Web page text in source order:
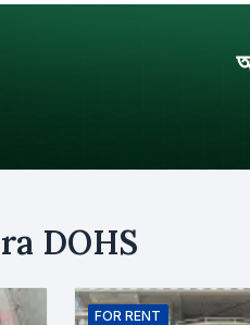
ভাড়া
ক্রয়
DOHS
FOR RENT